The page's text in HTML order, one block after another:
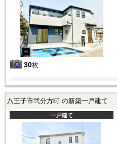
30枚
八王子市弐分方町 の新築一戸建て
一戸建て